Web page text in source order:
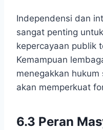
Independensi dan
sangat penting
kepercayaan publik
Kemampuan
menegakkan
akan memperkuat
6.3 Peran